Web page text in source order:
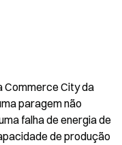
Commerce City da
paragem não
falha de energia de
de produção